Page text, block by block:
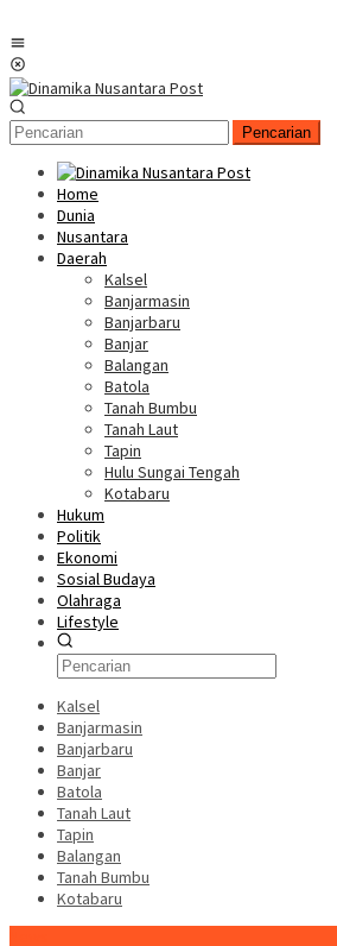
Pencarian
Home
Dunia
Nusantara
Daerah
Kalsel
Banjarmasin
Banjarbaru
Banjar
Balangan
Batola
Tanah Bumbu
Tanah Laut
Tapin
Hulu Sungai Tengah
Kotabaru
Hukum
Politik
Ekonomi
Sosial Budaya
Olahraga
Lifestyle
Kalsel
Banjarmasin
Banjarbaru
Banjar
Batola
Tanah Laut
Tapin
Balangan
Tanah Bumbu
Kotabaru